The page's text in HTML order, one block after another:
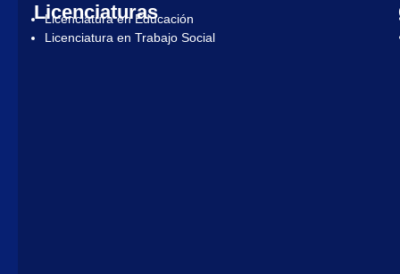
Licenciaturas
Licenciatura en Educación
Licenciatura en Trabajo Social